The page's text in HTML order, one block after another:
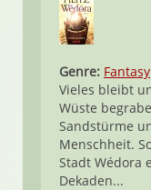
Genre: Fantasy
Vieles bleibt
Wüste
Sandstürme
Menschheit.
Stadt Wédora
Dekaden...